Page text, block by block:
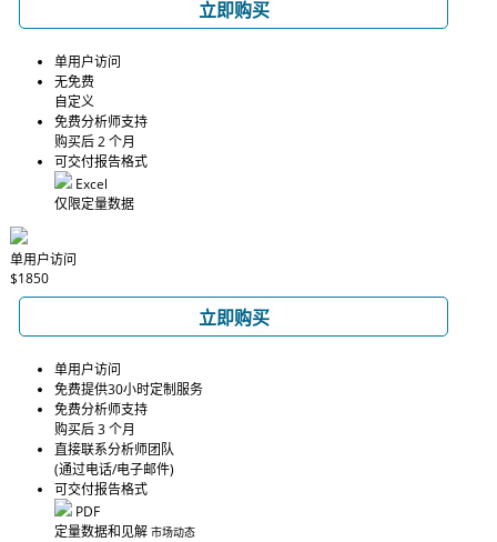
立即购买
单用户访问
无免费
自定义
免费分析师支持
购买后 2 个月
可交付报告格式
Excel
仅限定量数据
单用户访问
$1850
立即购买
单用户访问
免费提供30小时定制服务
免费分析师支持
购买后 3 个月
直接联系分析师团队
(通过电话/电子邮件)
可交付报告格式
PDF
定量数据和见解 市场动态